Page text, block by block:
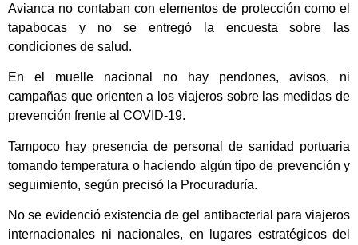
Avianca no contaban con elementos de protección como el
tapabocas y no se entregó la encuesta sobre las
condiciones de salud.
En el muelle nacional no hay pendones, avisos, ni
campañas que orienten a los viajeros sobre las medidas de
prevención frente al COVID-19.
Tampoco hay presencia de personal de sanidad portuaria
tomando temperatura o haciendo algún tipo de prevención y
seguimiento, según precisó la Procuraduría.
No se evidenció existencia de gel antibacterial para viajeros
internacionales ni nacionales, en lugares estratégicos del